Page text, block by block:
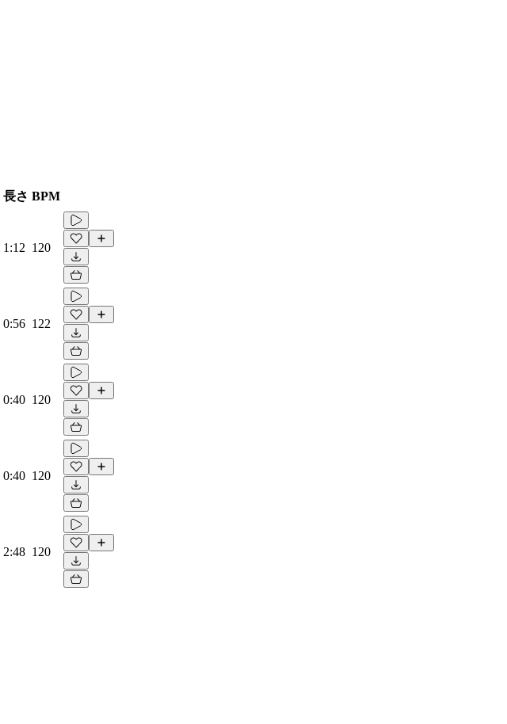
長さ BPM
1:12 120
0:56 122
0:40 120
0:40 120
2:48 120